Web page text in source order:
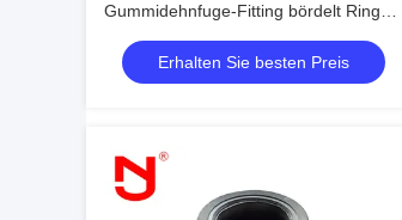
Gummidehnfuge-Fitting bördelt Ring
For Compressed Air
Erhalten Sie besten Preis